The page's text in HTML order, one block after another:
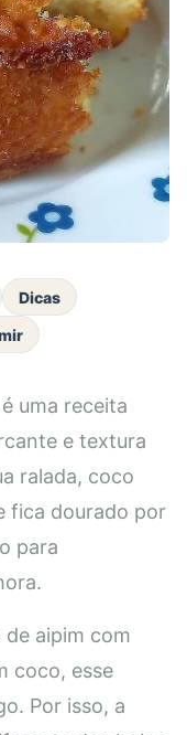
Dicas
uma receita
e textura
ralada, coco
fica dourado por
para
aipim com
coco, esse
Por isso, a